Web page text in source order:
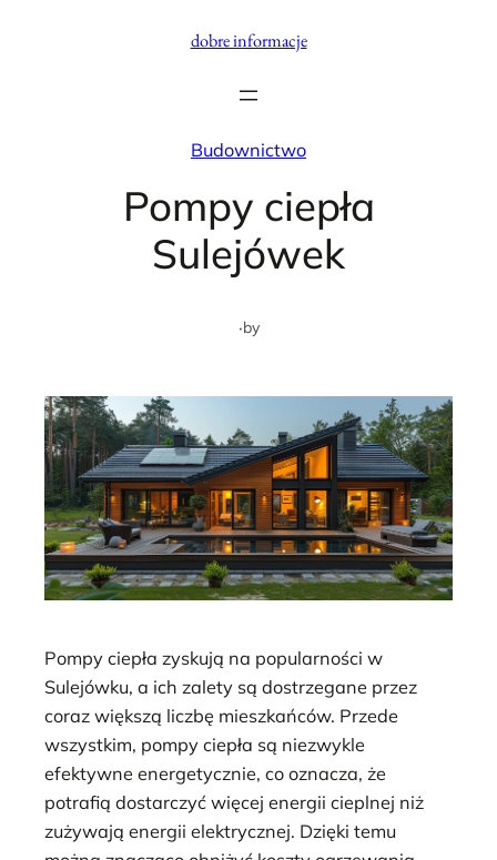
dobre informacje
Budownictwo
Pompy ciepła
Sulejówek
·by
Pompy ciepła zyskują na popularności w
Sulejówku, a ich zalety są dostrzegane przez
coraz większą liczbę mieszkańców. Przede
wszystkim, pompy ciepła są niezwykle
efektywne energetycznie, co oznacza, że
potrafią dostarczyć więcej energii cieplnej niż
zużywają energii elektrycznej. Dzięki temu